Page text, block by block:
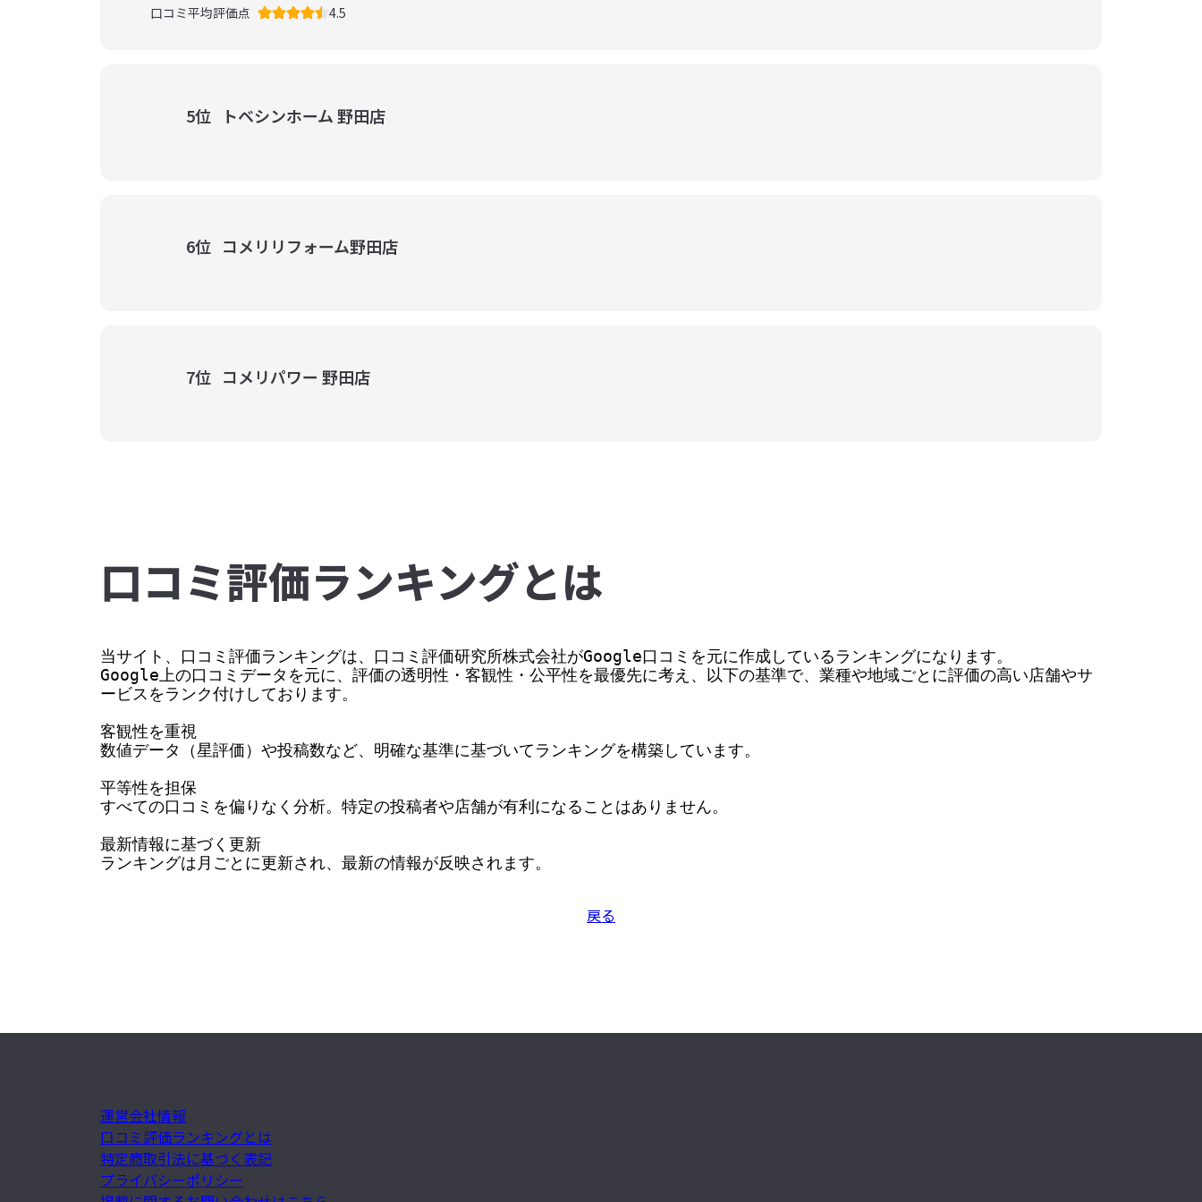
口コミ平均評価点
4.5
5位 トベシンホーム 野田店
6位 コメリリフォーム野田店
7位 コメリパワー 野田店
⼝コミ評価ランキングとは
当サイト、口コミ評価ランキングは、口コミ評価研究所株式会社がGoogle口コミを元に作成しているランキングになります。
Google上の口コミデータを元に、評価の透明性・客観性・公平性を最優先に考え、以下の基準で、業種や地域ごとに評価の高い店舗やサ
ービスをランク付けしております。
客観性を重視
数値データ（星評価）や投稿数など、明確な基準に基づいてランキングを構築しています。
平等性を担保
すべての口コミを偏りなく分析。特定の投稿者や店舗が有利になることはありません。
最新情報に基づく更新
ランキングは月ごとに更新され、最新の情報が反映されます。
戻る
運営会社情報
口コミ評価ランキングとは
特定商取引法に基づく表記
プライバシーポリシー